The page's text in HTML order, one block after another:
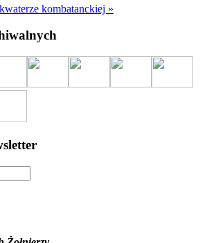
kombatanckiej »